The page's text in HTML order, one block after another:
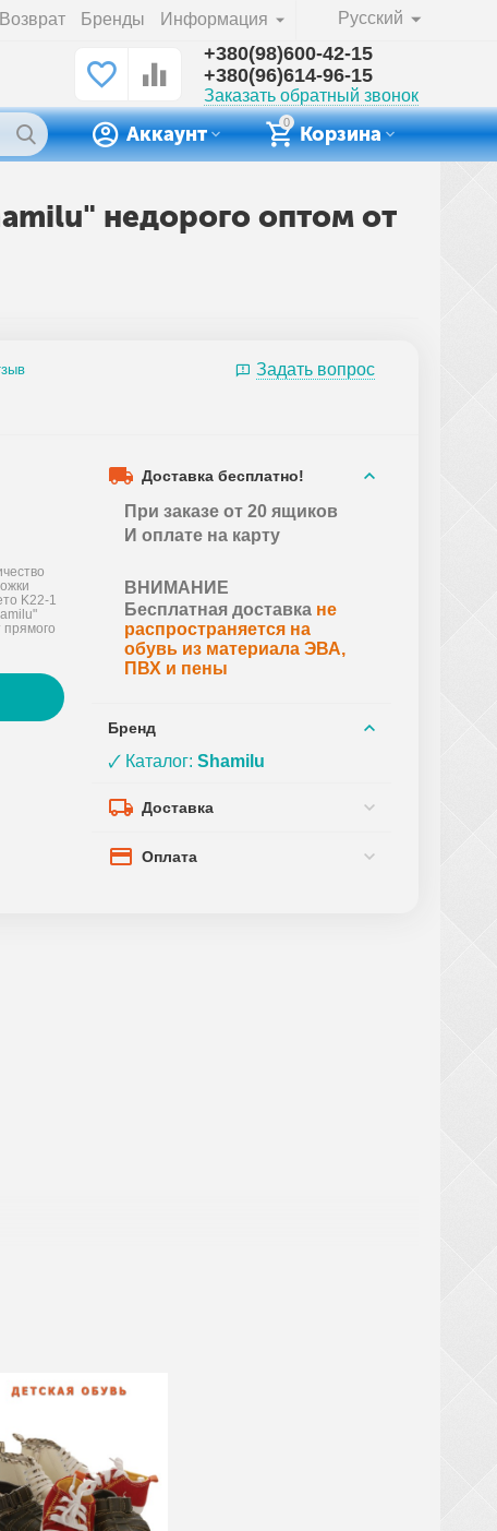
Русский
Возврат Бренды Информация
+380(98)600-42-15
+380(96)614-96-15
Заказать обратный звонок
0
Корзина
Аккаунт
недорого оптом от
Задать вопрос
K22-1
прямого
Доставка бесплатно!
При заказе от 20 ящиков
И оплате на карту
ВНИМАНИЕ
Бесплатная доставка не
распространяется на
обувь из материала ЭВА,
ПВХ и пены
Бренд
🗸 Каталог:Shamilu
Доставка
Оплата